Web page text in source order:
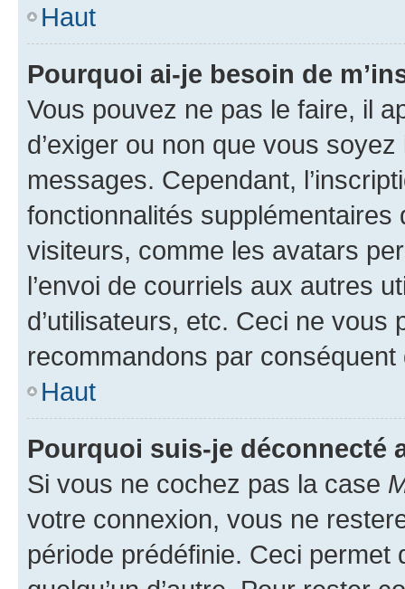
Haut
Pourquoi ai-je besoin de
Vous pouvez ne pas le faire, il
d’exiger ou non que vous
messages. Cependant,
fonctionnalités
visiteurs, comme les avatars
l’envoi de courriels aux autres
d’utilisateurs, etc. Ceci ne vous
recommandons par conséquent
Haut
Pourquoi suis-je déconnecté
Si vous ne cochez pas la case
votre connexion, vous ne
période prédéfinie. Ceci permet